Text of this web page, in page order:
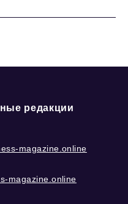
редакции
magazine.online
magazine.online